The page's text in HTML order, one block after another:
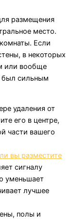
размещения
место.
Если
в некоторых
или вообще
был сильным
удаления от
его в центре,
части вашего
вы разместите
сигналу
уменьшает
лучшее
полы и